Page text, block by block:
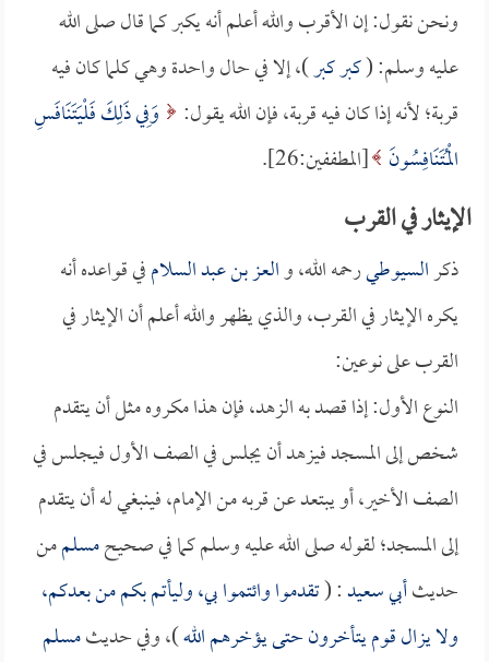
ونحن نقول: إن الأقرب والله أعلم أنه يكبر كما قال صلى الله
عليه وسلم: (كبر كبر)، إلا في حال واحدة وهي كلما كان فيه
قربة؛ لأنه إذا كان فيه قربة، فإن الله يقول:
وَفِي ذَلِكَ فَلْيَتَنَافَسِ
الْمُتَنَافِسُونَ [المطففين:26].
الإيثار في القرب
ذكرالسيوطيرحمه الله، والعز بن عبد السلامفي قواعده أنه
يكره الإيثار في القرب، والذي يظهر والله أعلم أن الإيثار في
القرب على نوعين:
النوع الأول: إذا قصد به الزهد، فإن هذا مكروه مثل أن يتقدم
شخص إلى المسجد فيزهد أن يجلس في الصف الأول فيجلس في
الصف الأخير، أو يبتعد عن قربه من الإمام، فينبغي له أن يتقدم
إلى المسجد؛ لقوله صلى الله عليه وسلم كما في صحيحمسلممن
حديثأبي سعيد: (تقدموا وائتموا بي، وليأتم بكم من بعدكم،
ولا يزال قوم يتأخرون حتى يؤخرهم الله)، وفي حديثمسلم